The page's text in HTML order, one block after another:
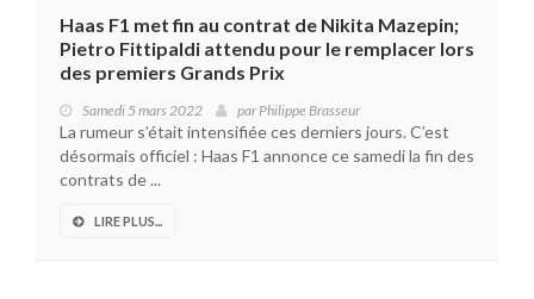
Haas F1 met fin au contrat de Nikita Mazepin;
Pietro Fittipaldi attendu pour le remplacer lors
des premiers Grands Prix
Samedi 5 mars 2022 parPhilippe Brasseur
La rumeur s’était intensifiée ces derniers jours. C’est
désormais officiel : Haas F1 annonce ce samedi la fin des
contrats de ...
LIRE PLUS...